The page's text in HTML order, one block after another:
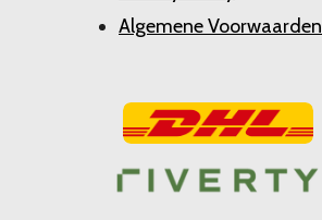
Algemene Voorwaarden